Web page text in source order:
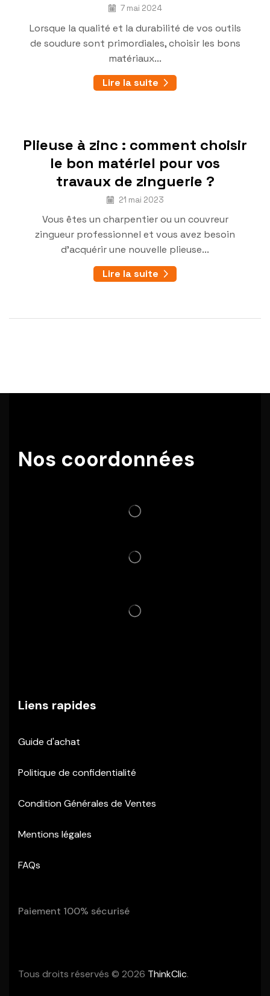
7 mai 2024
Lorsque la qualité et la durabilité de vos outils
de soudure sont primordiales, choisir les bons
matériaux...
Lire la suite
Plieuse à zinc : comment choisir
le bon matériel pour vos
travaux de zinguerie ?
21 mai 2023
Vous êtes un charpentier ou un couvreur
zingueur professionnel et vous avez besoin
d’acquérir une nouvelle plieuse...
Lire la suite
Nos coordonnées
Liens rapides
Guide d'achat
Politique de confidentialité
Condition Générales de Ventes
Mentions légales
FAQs
Paiement 100% sécurisé
Tous droits réservés © 2026 ThinkClic.